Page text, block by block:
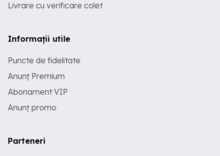
Livrare cu verificare colet
Informații utile
Puncte de fidelitate
Anunț Premium
Abonament VIP
Anunț promo
Parteneri